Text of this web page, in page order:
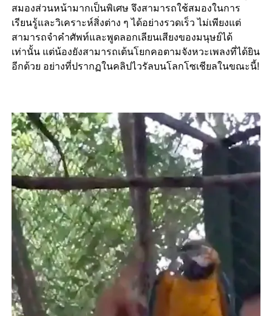
สมองส่วนหน้ามากเป็นพิเศษ จึงสามารถใช้สมองในการ
เรียนรู้และวิเคราะห์สิ่งต่าง ๆ ได้อย่างรวดเร็ว ไม่เพียงแต่
สามารถจำคำศัพท์และพูดลอกเลียนเสียงของมนุษย์ได้
เท่านั้น แต่น้องยังสามารถเต้นโยกคอตามจังหวะเพลงที่ได้ยิน
อีกด้วย อย่างที่ปรากฏในคลิปไวรัลบนโลกโซเชียลในขณะนี้!